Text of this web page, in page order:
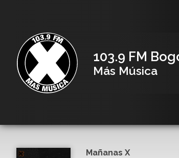
103.9 FM
Más Música
Mañanas X